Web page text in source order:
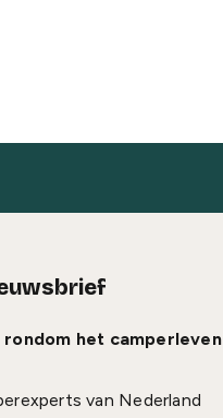
het camperleven
van Nederland